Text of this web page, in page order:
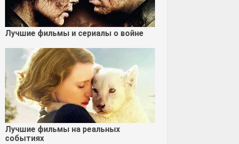
Лучшие фильмы и сериалы о войне
Лучшие фильмы на реальных
событиях